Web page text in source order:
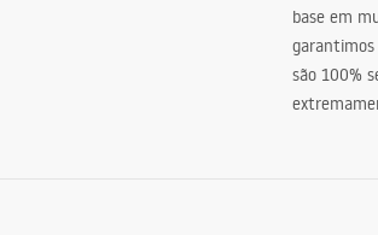
base em
garantimos
são 100%